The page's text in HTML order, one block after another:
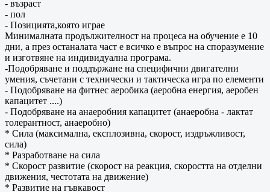
- възраст
- пол
- Позицията,която играе
Минималната продължителност на процеса на обучение е 10
дни, а през останалата част е всичко е въпрос на споразумение
и изготвяне на индивидуална програма.
-Подобряване и поддържане на специфични двигателни
умения, съчетани с технически и тактическа игра по елементи
- Подобряване на фитнес аеробика (аеробна енергия, аеробен
капацитет ....)
- Подобряване на анаеробния капацитет (анаеробна - лактат
толерантност, анаеробно)
* Сила (максимална, експлозивна, скорост, издръжливост,
сила)
* Разработване на сила
* Скорост развитие (скорост на реакция, скоростта на отделни
движения, честотата на движение)
* Развитие на гъвкавост